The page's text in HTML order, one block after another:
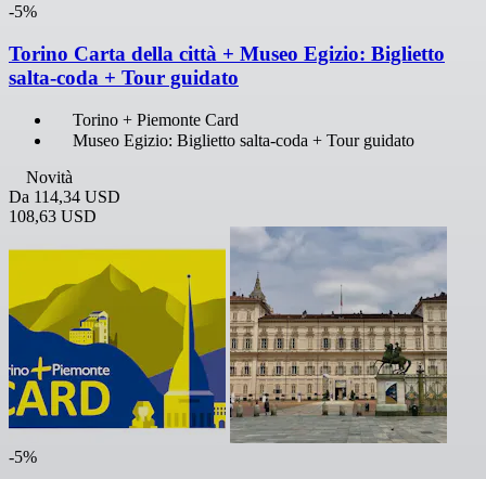
-5%
Torino Carta della città + Museo Egizio: Biglietto
salta-coda + Tour guidato
Torino + Piemonte Card
Museo Egizio: Biglietto salta-coda + Tour guidato
Novità
Da 114,34 USD
108,63 USD
-5%